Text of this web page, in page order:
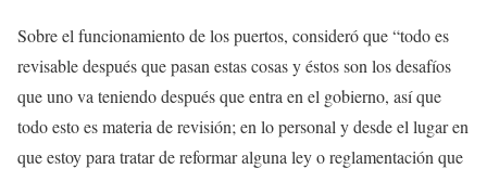
Sobre el funcionamiento de los puertos, consideró que “todo es
revisable después que pasan estas cosas y éstos son los desafíos
que uno va teniendo después que entra en el gobierno, así que
todo esto es materia de revisión; en lo personal y desde el lugar en
que estoy para tratar de reformar alguna ley o reglamentación que